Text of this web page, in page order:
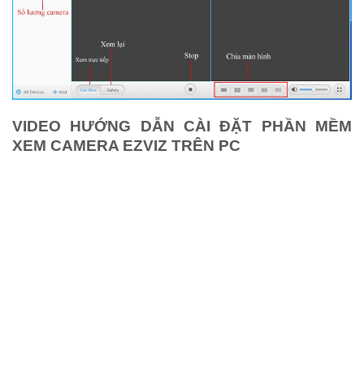
VIDEO HƯỚNG DẪN CÀI ĐẶT PHẦN MỀM
XEM CAMERA EZVIZ TRÊN PC